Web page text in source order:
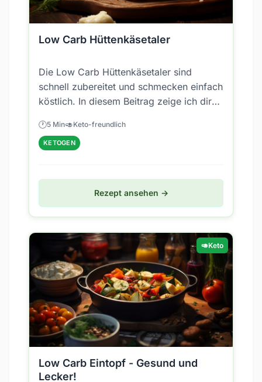
Low Carb Hüttenkäsetaler
Die Low Carb Hüttenkäsetaler sind
schnell zubereitet und schmecken einfach
köstlich. In diesem Beitrag zeige ich dir
🕐5 Min🥑Keto-freundlich
KETOGEN
Rezept ansehen →
🥑Keto
Low Carb Eintopf - Gesund und
Lecker!